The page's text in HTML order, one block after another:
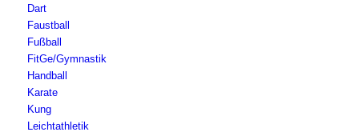
Dart
Faustball
Fußball
FitGe/Gymnastik
Handball
Karate
Kung
Leichtathletik